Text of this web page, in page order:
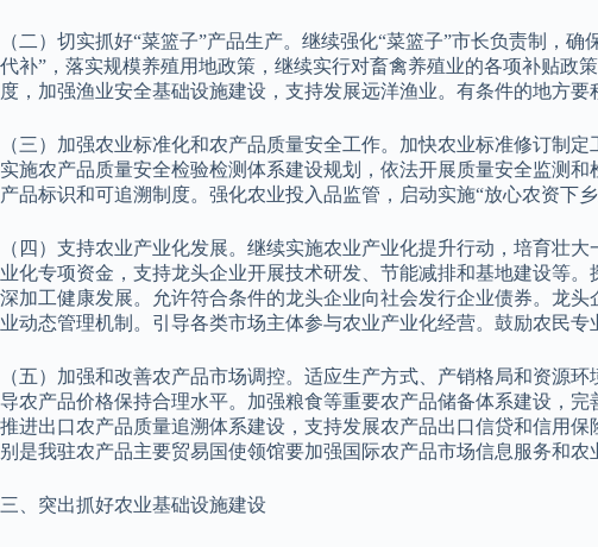
（二）切实抓好“菜篮子”产品生产。继续强化“菜篮子”市长负责制，
代补”，落实规模养殖用地政策，继续实行对畜禽养殖业的各项补贴政
度，加强渔业安全基础设施建设，支持发展远洋渔业。有条件的地方
（三）加强农业标准化和农产品质量安全工作。加快农业标准修订制
实施农产品质量安全检验检测体系建设规划，依法开展质量安全监测
产品标识和可追溯制度。强化农业投入品监管，启动实施“放心农资下
（四）支持农业产业化发展。继续实施农业产业化提升行动，培育壮
业化专项资金，支持龙头企业开展技术研发、节能减排和基地建设等
深加工健康发展。允许符合条件的龙头企业向社会发行企业债券。龙
业动态管理机制。引导各类市场主体参与农业产业化经营。鼓励农民
（五）加强和改善农产品市场调控。适应生产方式、产销格局和资源
导农产品价格保持合理水平。加强粮食等重要农产品储备体系建设，
推进出口农产品质量追溯体系建设，支持发展农产品出口信贷和信用
别是我驻农产品主要贸易国使领馆要加强国际农产品市场信息服务和农
三、突出抓好农业基础设施建设